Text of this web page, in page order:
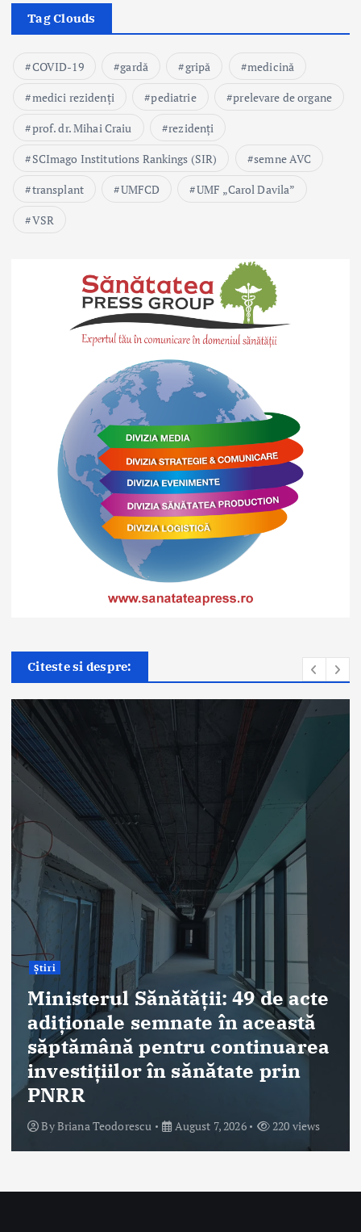
Tag Clouds
COVID-19 gardă gripă
medicină
medici rezidenți
pediatrie
prelevare de organe
prof. dr. Mihai Craiu
rezidenți
SCImago Institutions Rankings (SIR)
semne AVC
transplant
UMFCD
UMF „Carol Davila”
VSR
Citeste si despre:
acte
220 views
ANT: Trei prelevări de
și țesuturi la Bistrița și
în ultimele 48 de ore
By Briana Teodorescu
Despre Noi